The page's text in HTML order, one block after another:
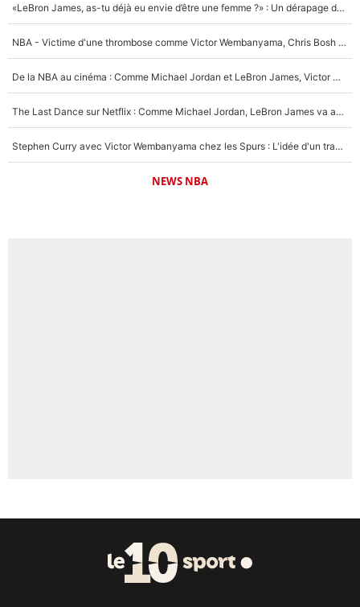
«LeBron James, as-tu déjà eu envie d’être une femme ?» : Un dérapage de Donald Trump sur la superstar de la NBA refait surface
NBA - Victime d'une thrombose comme Victor Wembanyama, Chris Bosh prévient le Français des risques sur sa santé : «J’ai failli mourir sur le coup et j’ai été ramené à la vie»
De la NBA au cinéma : Comme Michael Jordan et LeBron James, Victor Wembanyama rêve d'une carrière d'acteur !
The Last Dance sur Netflix : Comme Michael Jordan, LeBron James va avoir le droit à sa série !
Stephen Curry avec Victor Wembanyama chez les Spurs : L'idée d'un trade historique est lancée en NBA !
NEWS NBA